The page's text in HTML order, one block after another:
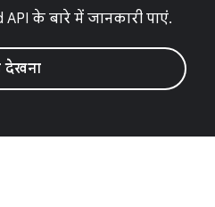
के बारे में जानकारी पाएं.
देखना